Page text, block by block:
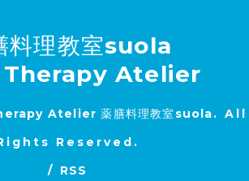
料理教室suola
Therapy Atelier
Atelier 薬膳料理教室suola. All
Reserved.
/ RSS